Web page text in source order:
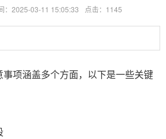
：2025-03-11 15:05:33 点击：1145
项涵盖多个方面，以下是一些关键